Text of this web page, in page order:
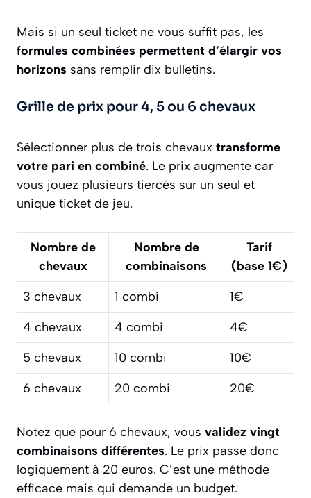
Mais si un seul ticket ne vous suffit pas, les
formules combinées permettent d’élargir vos
horizons sans remplir dix bulletins.
Grille de prix pour 4, 5 ou 6 chevaux
Sélectionner plus de trois chevaux transforme
votre pari en combiné. Le prix augmente car
vous jouez plusieurs tiercés sur un seul et
unique ticket de jeu.
Nombre de
chevaux
Nombre de
combinaisons
Tarif
(base 1€)
3 chevaux
1 combi
1€
4 chevaux
4 combi
4€
5 chevaux
10 combi
10€
6 chevaux
20 combi 20€
Notez que pour 6 chevaux, vous validez vingt
combinaisons différentes. Le prix passe donc
logiquement à 20 euros. C’est une méthode
efficace mais qui demande un budget.